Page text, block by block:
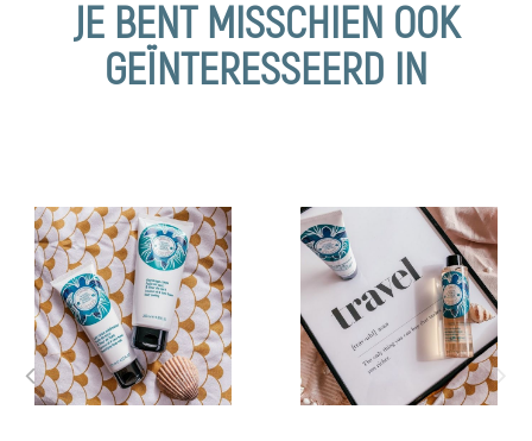
JE BENT MISSCHIEN OOK
GEÏNTERESSEERD IN